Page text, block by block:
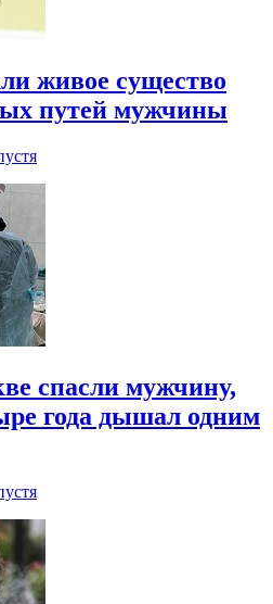
живое существо
путей мужчины
спасли мужчину,
года дышал одним